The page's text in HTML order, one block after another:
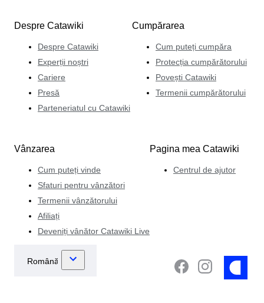
Despre Catawiki
Despre Catawiki
Experții noștri
Cariere
Presă
Parteneriatul cu Catawiki
Cumpărarea
Cum puteți cumpăra
Protecția cumpărătorului
Povești Catawiki
Termenii cumpărătorului
Vânzarea
Cum puteți vinde
Sfaturi pentru vânzători
Termenii vânzătorului
Afiliați
Deveniți vânător Catawiki Live
Pagina mea Catawiki
Centrul de ajutor